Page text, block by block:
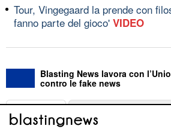
Tour, Vingegaard la prende con
fanno parte del gioco' VIDEO
Blasting News lavora con
contro le fake news
ABOUT